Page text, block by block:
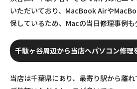
いただいており、MacBook Airや
保しているため、Macの当日修理事例も
千駄ヶ谷周辺から当店へパソコン修理
当店は千葉県にあり、最寄り駅から離れ